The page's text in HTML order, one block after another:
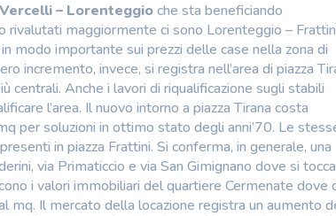
Vercelli – Lorenteggioche sta beneficiando
rivalutati maggiormente ci sono Lorenteggio –
modo importante sui prezzi delle case nella zona di
incremento, invece, si registra nell’area di piazza
centrali. Anche i lavori di riqualificazione sugli stabili
l’area. Il nuovo intorno a piazza Tirana costa
per soluzioni in ottimo stato degli anni’70. Le
in piazza Frattini. Si conferma, in generale, una
via Primaticcio e via San Gimignano dove si
i valori immobiliari del quartiere Cermenate dove
Il mercato della locazione registra un aumento